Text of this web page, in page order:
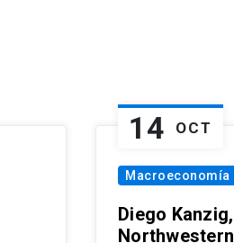
14 OCT
Macroeconomía
Diego Kanzig,
Northwestern